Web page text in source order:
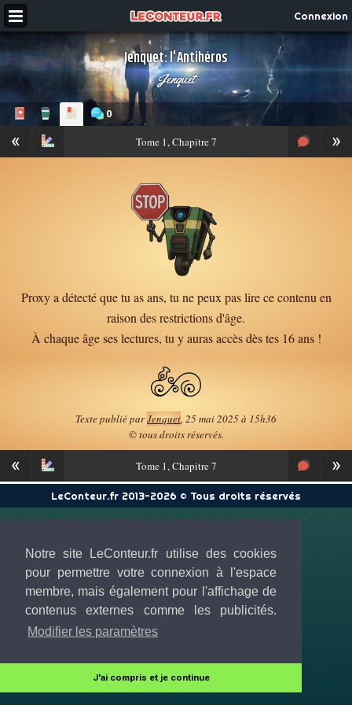
Notre site LeConteur.fr utilise des cookies
pour permettre votre connexion à l'espace
membre, mais également pour l'affichage de
contenus externes comme les publicités.
Modifier les paramètres
J'ai compris et je continue
Connexion
Jenquet: l'Antihéros
Jenquet
0
« »
Tome1, Chapitre 7
Proxy a détecté que tu as ans, tu ne peux pas lire ce contenu en
raison des restrictions d'âge.
À chaque âge ses lectures, tu y auras accès dès tes 16 ans !
Texte publié parJenquet, 25 mai 2025 à 15h36
© tous droits réservés.
« »
Tome1, Chapitre 7
LeConteur.fr 2013-2026 © Tous droits réservés